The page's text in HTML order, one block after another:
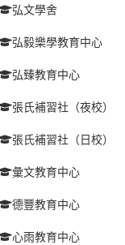
弘文學舍
弘毅樂學教育中心
弘臻教育中心
張氏補習社（夜校）
張氏補習社（日校）
彙文教育中心
德豐教育中心
心雨教育中心